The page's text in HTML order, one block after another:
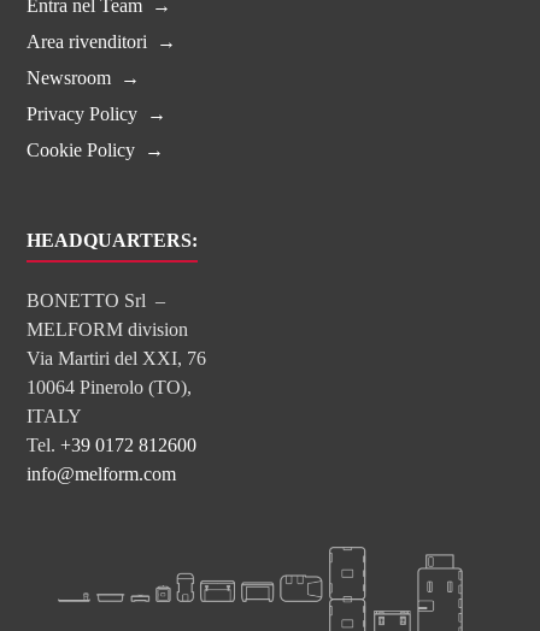
Entra nel Team
Area rivenditori
Newsroom
Privacy Policy
Cookie Policy
HEADQUARTERS:
BONETTO Srl –
MELFORM division
Via Martiri del XXI, 76
10064 Pinerolo (TO),
ITALY
Tel.+39 0172 812600
info@melform.com